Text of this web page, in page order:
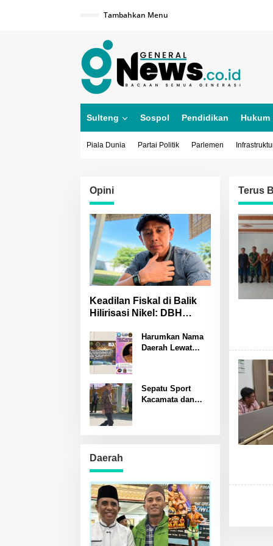
Tambahkan Menu
Sulteng Sospol Pendidikan Hukum
Piala Dunia Partai Politik Parlemen
Opini
Keadilan Fiskal di Balik
Hilirisasi Nikel: DBH
Hilang?
Harumkan Nama
Daerah Lewat
Seminar Puisi
Internasional di
Sepatu Sport
Kacamata dan
Daerah
Terus